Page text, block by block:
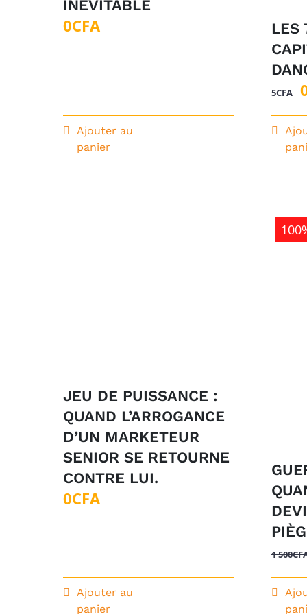
INEVITABLE
0CFA
Ajouter au
panier
LES
5CFA
JEU DE PUISSANCE :
QUAND L’ARROGANCE
D’UN MARKETEUR
SENIOR SE RETOURNE
CONTRE LUI.
0CFA
Ajouter au
panier
1 500